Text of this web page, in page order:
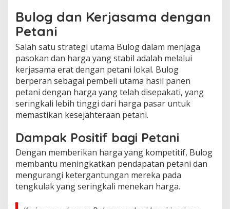
Bulog dan Kerjasama dengan
Petani
Salah satu strategi utama Bulog dalam menjaga
pasokan dan harga yang stabil adalah melalui
kerjasama erat dengan petani lokal. Bulog
berperan sebagai pembeli utama hasil panen
petani dengan harga yang telah disepakati, yang
seringkali lebih tinggi dari harga pasar untuk
memastikan kesejahteraan petani.
Dampak Positif bagi Petani
Dengan memberikan harga yang kompetitif, Bulog
membantu meningkatkan pendapatan petani dan
mengurangi ketergantungan mereka pada
tengkulak yang seringkali menekan harga.